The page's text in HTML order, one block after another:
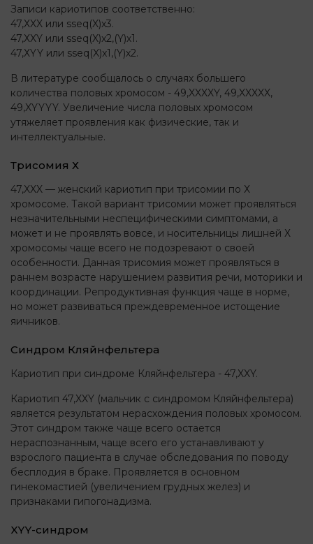
Записи кариотипов соответственно:
47,ХXX или sseq(X)x3.
47,ХXY или sseq(X)x2,(Y)х1.
47,ХYY или sseq(X)x1,(Y)х2.
В литературе сообщалось о случаях большего
количества половых хромосом - 49,XXXXY, 49,XXXXX,
49,XYYYY. Увеличение числа половых хромосом
утяжеляет проявления как физические, так и
интеллектуальные.
Трисомия Х
47,XXX — женский кариотип при трисомии по Х
хромосоме. Такой вариант трисомии может проявляться
незначительными неспецифическими симптомами, а
может и не проявлять вовсе, и носительницы лишней Х
хромосомы чаще всего не подозревают о своей
особенности. Данная трисомия может проявляться в
раннем возрасте нарушением развития речи, моторики и
координации. Репродуктивная функция чаще в норме,
но может развиваться преждевременное истощение
яичников.
Синдром Кляйнфельтера
Кариотип при синдроме Кляйнфельтера - 47,XXY.
Кариотип 47,XXY (мальчик с синдромом Кляйнфельтера)
является результатом нерасхождения половых хромосом.
Этот синдром также чаще всего остается
нераспознанным, чаще всего его устанавливают у
взрослого пациента в случае обследования по поводу
бесплодия в браке. Проявляется в основном
гинекомастией (увеличением грудных желез) и
признаками гипогонадизма.
XYY-синдром